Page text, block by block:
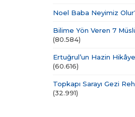
Noel Baba Neyimiz
Bilime Yön Veren 7
(80.584)
Ertuğrul’un Hazin
(60.616)
Topkapı Sarayı Gezi
(32.991)